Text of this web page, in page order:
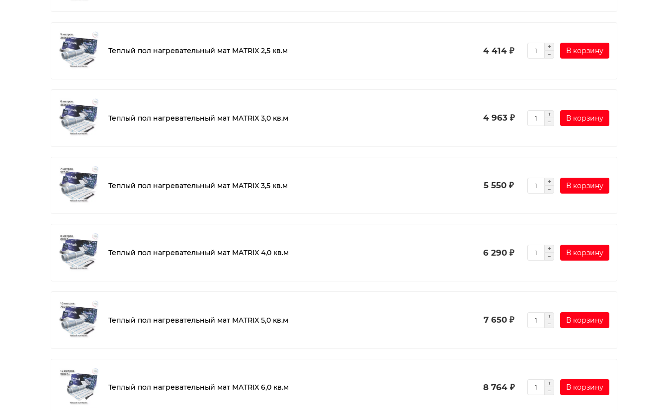
Теплый пол нагревательный мат MATRIX 2,5 кв.м 4 414 ₽ В корзину
Теплый пол нагревательный мат MATRIX 3,0 кв.м 4 963 ₽ В корзину
Теплый пол нагревательный мат MATRIX 3,5 кв.м 5 550 ₽ В корзину
Теплый пол нагревательный мат MATRIX 4,0 кв.м 6 290 ₽ В корзину
Теплый пол нагревательный мат MATRIX 5,0 кв.м 7 650 ₽ В корзину
Теплый пол нагревательный мат MATRIX 6,0 кв.м 8 764 ₽ В корзину